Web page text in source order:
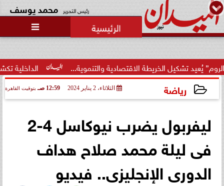
رئيس التحرير محمد يوسف

الداخلية تكشف تفاصيل الخريطة الاقتصادية والتنموية...
رياضة الثلاثاء، 2 يناير 2024 12:59 صـ بتوقيت القاهرة
ليفربول يضرب نيوكاسل 4-2
فى ليلة محمد صلاح هداف
الدورى الإنجليزى.. فيديو